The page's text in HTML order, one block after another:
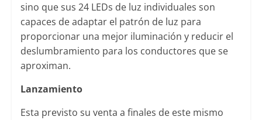
sino que sus 24 LEDs de luz individuales son
capaces de adaptar el patrón de luz para
proporcionar una mejor iluminación y reducir el
deslumbramiento para los conductores que se
aproximan.
Lanzamiento
Esta previsto su venta a finales de este mismo